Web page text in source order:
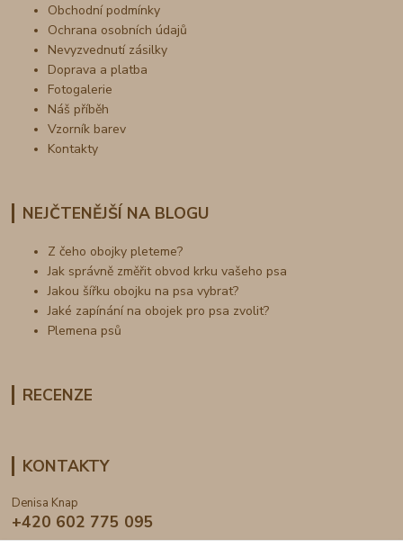
Obchodní podmínky
Ochrana osobních údajů
Nevyzvednutí zásilky
Doprava a platba
Fotogalerie
Náš příběh
Vzorník barev
Kontakty
NEJČTENĚJŠÍ NA BLOGU
Z čeho obojky pleteme?
Jak správně změřit obvod krku vašeho psa
Jakou šířku obojku na psa vybrat?
Jaké zapínání na obojek pro psa zvolit?
Plemena psů
RECENZE
KONTAKTY
Denisa Knap
+420 602 775 095